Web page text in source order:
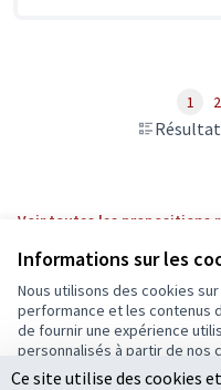
Informations sur les
Nous utilisons des cookies
performance et les contenus
de fournir une expérience
personnalisés à partir de nos
1 2
Voir toutes les propositions
Conditions d'utilisation
Paramètres des cookies
Ecrivons Angers sur X
(Lien externe)
Ecrivons Angers sur
(Lien externe)
Ce site utilise des cookies